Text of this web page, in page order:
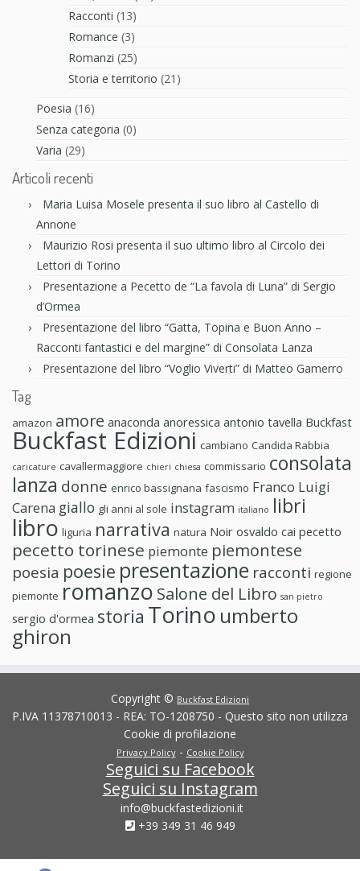
Racconti (13)
Romance (3)
Romanzi (25)
Storia e territorio (21)
Poesia (16)
Senza categoria (0)
Varia (29)
Articoli recenti
Maria Luisa Mosele presenta il suo libro al Castello di
Annone
Maurizio Rosi presenta il suo ultimo libro al Circolo dei
Lettori di Torino
Presentazione a Pecetto de “La favola di Luna” di Sergio
d’Ormea
Presentazione del libro “Gatta, Topina e Buon Anno –
Racconti fantastici e del margine” di Consolata Lanza
Presentazione del libro “Voglio Viverti” di Matteo Gamerro
Tag
amazon amore anaconda anoressica antonio tavella Buckfast
Buckfast Edizioni cambiano Candida Rabbia
caricature cavallermaggiore chieri chiesa commissario consolata
lanza donne enrico bassignana fascismo Franco Luigi
Carena giallo gli anni al sole instagram italiano libri
libro liguria narrativa natura Noir osvaldo cai pecetto
pecetto torinese piemonte piemontese
poesia poesie presentazione racconti regione
piemonte romanzo Salone del Libro san pietro
sergio d'ormea storia Torino umberto
ghiron
Copyright © Buckfast Edizioni
P.IVA 11378710013 - REA: TO-1208750 - Questo sito non utilizza
Cookie di profilazione
Privacy Policy- Cookie Policy
Seguici su Facebook
Seguici su Instagram
info@buckfastedizioni.it
+39 349 31 46 949